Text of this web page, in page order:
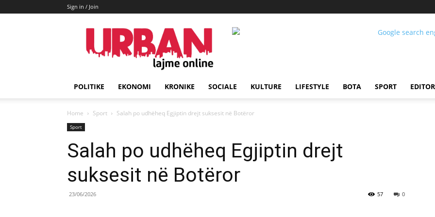
Sign in / Join
URBAN
Lajme
POLITIKE EKONOMI KRONIKE SOCIALE KULTURE LIFESTYLE BOTA SPORT
Home Sport Salah po udhëheq Egjiptin drejt suksesit në Botëror
Sport
Salah po udhëheq Egjiptin drejt
suksesit në Botëror
23/06/2026 0
57